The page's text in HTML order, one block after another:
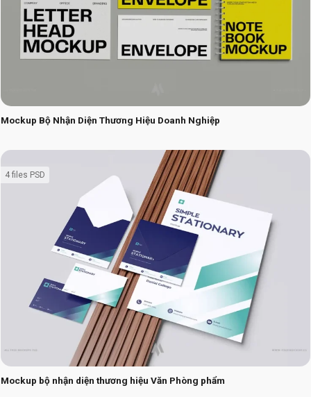
Mockup Bộ Nhận Diện Thương Hiệu Doanh Nghiệp
Mockup bộ nhận diện thương hiệu Văn Phòng phẩm
4 files PSD